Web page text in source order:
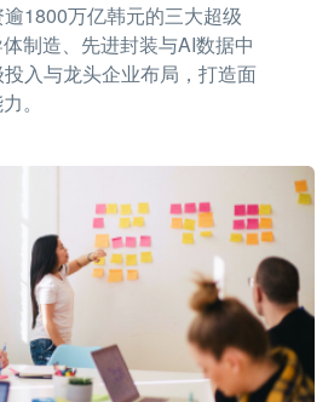
1800万亿韩元的三大超级
制造、先进封装与AI数据中
入与龙头企业布局，打造面
。